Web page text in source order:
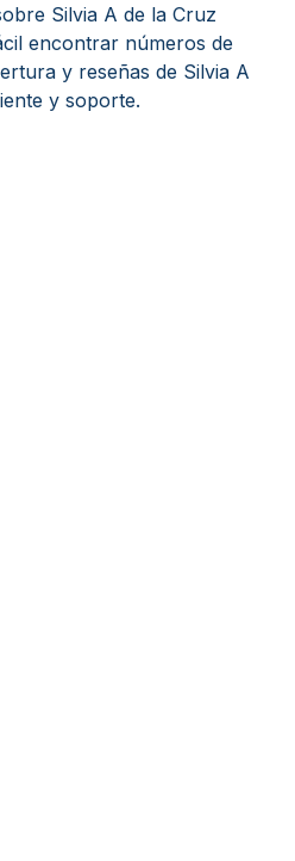
Silvia A de la Cruz
encontrar números de
y reseñas de Silvia A
y soporte.